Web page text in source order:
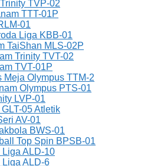
TVP-02
TTT-01P
01
Liga KBB-01
TaiShan MLS-02P
Trinity TVT-02
TVT-01P
Meja Olympus TTM-2
Olympus PTS-01
LVP-01
05 Atletik
AV-01
BWS-01
Top Spin BPSB-01
ALD-10
ALD-6